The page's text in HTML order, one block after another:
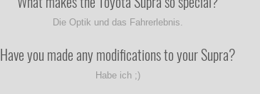
Die Optik und das Fahrerlebnis.
Have you made any modifications to your Supra?
Habe ich ;)